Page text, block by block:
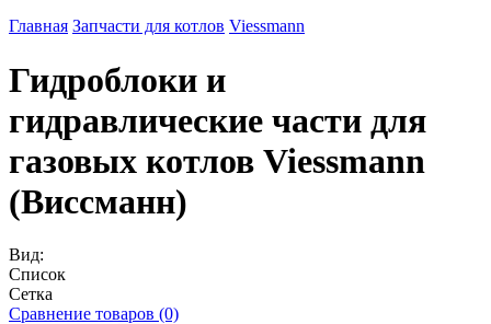
Главная Запчасти для котлов Viessmann
Гидроблоки и
гидравлические части для
газовых котлов Viessmann
(Виссманн)
Вид:
Список
Сетка
Сравнение товаров (0)